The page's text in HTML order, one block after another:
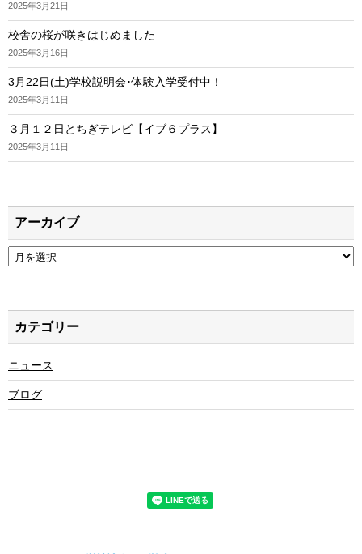
2025年3月21日
校舎の桜が咲きはじめました
2025年3月16日
3月22日(土)学校説明会･体験入学受付中！
2025年3月11日
３月１２日とちぎテレビ【イブ６プラス】
2025年3月11日
アーカイブ
ア
イ
ブカテゴリー
ニュース
ブログ